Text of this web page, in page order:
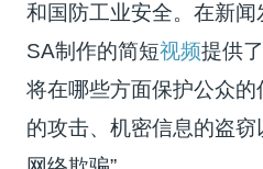
和国防工业安全。在新
SA制作的简短视频提供
将在哪些方面保护公众
的攻击、机密信息的盗窃